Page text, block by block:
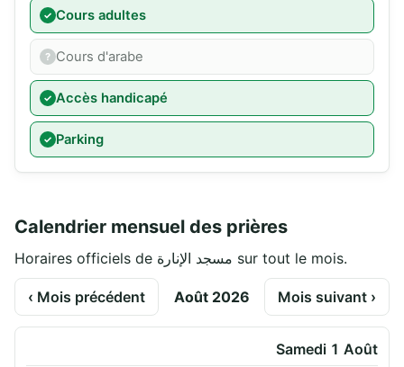
Cours adultes
Cours d'arabe
Accès handicapé
Parking
Calendrier mensuel des prières
Horaires officiels de مسجد الإنارة sur tout le mois.
‹ Mois précédent Août 2026 Mois suivant ›
Samedi 1 Août